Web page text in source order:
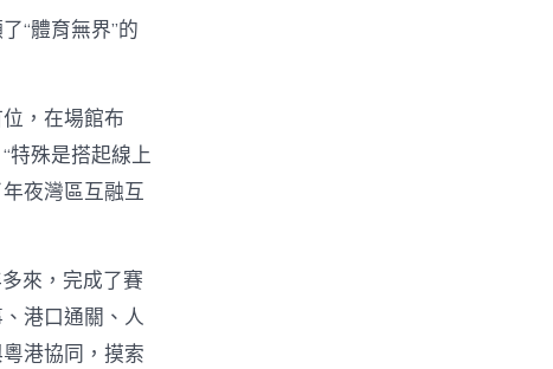
“體育無界”的
，在場館布
特殊是搭起線上
夜灣區互融互
來，完成了賽
港口通關、人
港協同，摸索